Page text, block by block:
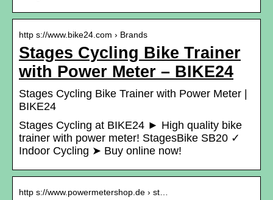
http s://www.bike24.com › Brands
Stages Cycling Bike Trainer
with Power Meter – BIKE24
Stages Cycling Bike Trainer with Power Meter |
BIKE24
Stages Cycling at BIKE24 ► High quality bike
trainer with power meter! StagesBike SB20 ✓
Indoor Cycling ➤ Buy online now!
http s://www.powermetershop.de › st…